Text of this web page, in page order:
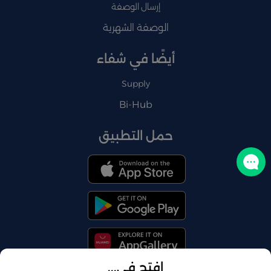
افتح في...
إرسال الوصفة
الوصفة الشهرية
أيضًا في شفاء
Supply
Bi-Hub
حمل التطبيق
تواصل معنا